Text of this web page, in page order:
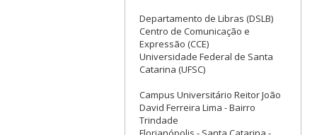
Departamento de Libras (DSLB)
Centro de Comunicação e
Expressão (CCE)
Universidade Federal de Santa
Catarina (UFSC)
Campus Universitário Reitor João
David Ferreira Lima - Bairro
Trindade